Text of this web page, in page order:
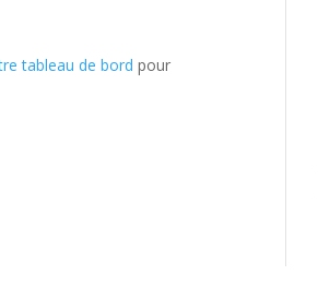
tableau de bord pour